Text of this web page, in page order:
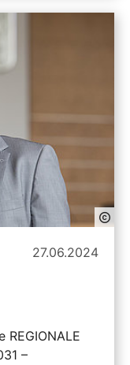
27.06.2024
–